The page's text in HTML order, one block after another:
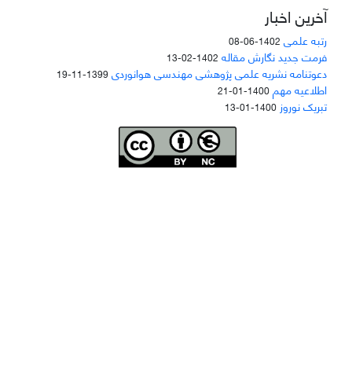
آخرین اخبار
رتبه علمی 1402-06-08
فرمت جدید نگارش مقاله 1402-02-13
دعوتنامه نشریه علمی پژوهشی مهندسی هوانوردی1399-11-19
اطلاعیه مهم1400-01-21
تبریک نوروز 1400-01-13